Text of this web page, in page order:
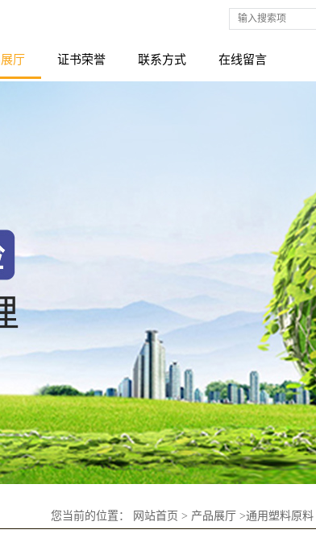
厅 证书荣誉 联系方式 在线留言
您当前的位置： 网站首页 > 产品展厅 >通用塑料原料